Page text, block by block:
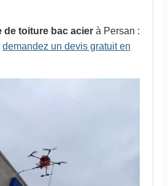
de toiture bac acierà Persan :
demandez un devis gratuit en